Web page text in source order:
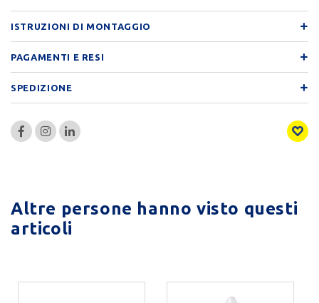
ISTRUZIONI DI MONTAGGIO
PAGAMENTI E RESI
SPEDIZIONE
Altre persone hanno visto questi
articoli